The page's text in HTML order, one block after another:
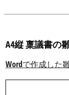
A4縦 稟議書の
Wordで作成した